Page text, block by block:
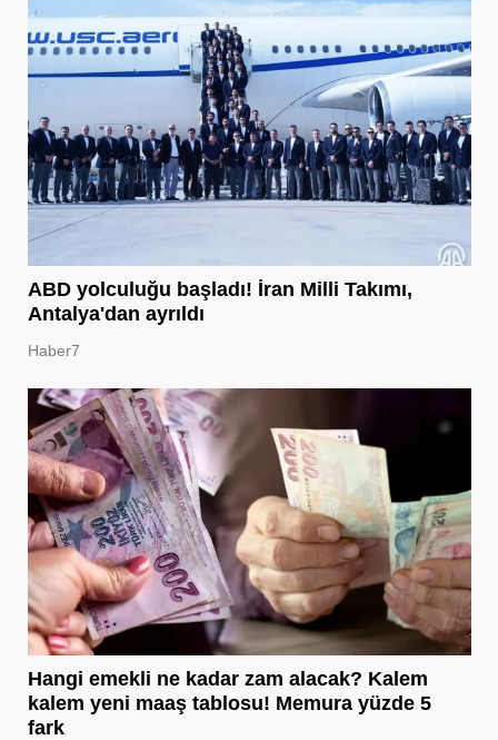
ABD yolculuğu başladı! İran Milli Takımı,
Antalya'dan ayrıldı
Haber7
Hangi emekli ne kadar zam alacak? Kalem
kalem yeni maaş tablosu! Memura yüzde 5
fark